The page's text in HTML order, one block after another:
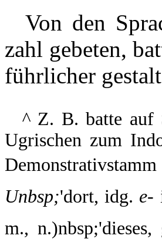
Von den
zahl gebeten,
führlicher
^Z. B. batte auf
Ugrischen zum
Demonstrativstamm
Unbsp;'dort, idg. e-
m.,